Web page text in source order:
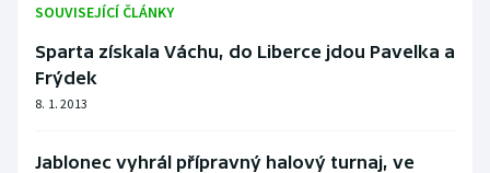
SOUVISEJÍCÍ ČLÁNKY
Sparta získala Váchu, do Liberce jdou Pavelka a
Frýdek
8. 1. 2013
Jablonec vyhrál přípravný halový turnaj, ve